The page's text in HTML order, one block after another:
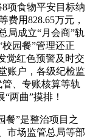
项食物平安目标纳
费用828.65万元，
局成立“月会商”轨
园餐”管理还正
觉红色预警及时交
账户，各级纪检监
、专账核算等轨
两曲”摸排！
”是整治项目之
市场监管总局等部